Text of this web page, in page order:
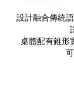
設計融合傳統
桌體配有錐形